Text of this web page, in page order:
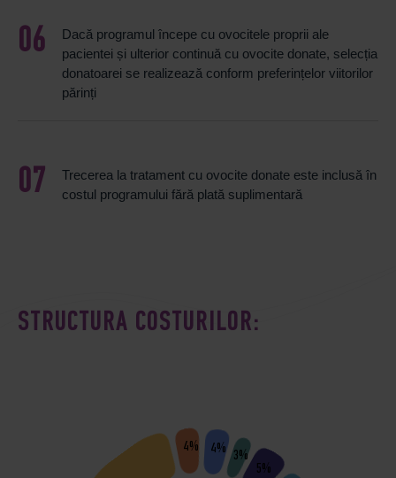
Dacă programul începe cu ovocitele proprii ale
pacientei și ulterior continuă cu ovocite donate, selecția
donatoarei se realizează conform preferințelor viitorilor
părinți
Trecerea la tratament cu ovocite donate este inclusă în
costul programului fără plată suplimentară
STRUCTURA COSTURILOR:
4% 4% 3%
5%